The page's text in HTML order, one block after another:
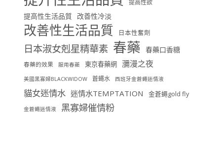
提高性欲
提高性生活品質 改善性冷淡
改善性生活品質 日本性奮劑
日本淑女剋星精華素 春藥 春藥口香糖
春藥的效果 服用春藥 東京春藥網 瀰漫之夜
美國黑寡婦BLACKWIDOW 蒼蠅水 西班牙金蒼蠅迷情液
貓女迷情水 迷情水TEMPTATION 金蒼蠅gold fly
金蒼蠅迷情液 黑寡婦催情粉